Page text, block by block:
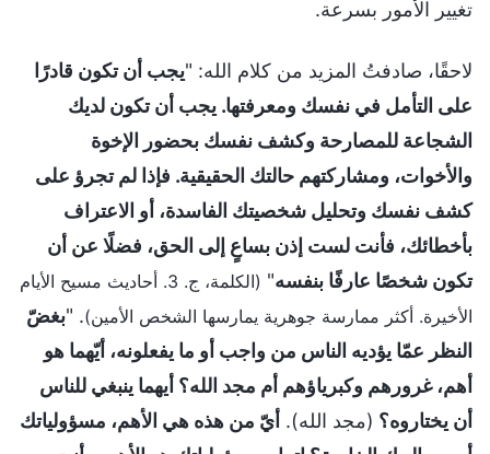
تغيير الأمور بسرعة.
لاحقًا، صادفتُ المزيد من كلام الله: "يجب أن تكون قادرًا
على التأمل في نفسك ومعرفتها. يجب أن تكون لديك
الشجاعة للمصارحة وكشف نفسك بحضور الإخوة
والأخوات، ومشاركتهم حالتك الحقيقية. فإذا لم تجرؤ على
كشف نفسك وتحليل شخصيتك الفاسدة، أو الاعتراف
بأخطائك، فأنت لست إذن بساعٍ إلى الحق، فضلًا عن أن
تكون شخصًا عارفًا بنفسه"
(الكلمة، ج. 3. أحاديث مسيح الأيام
الأخيرة. أكثر ممارسة جوهرية يمارسها الشخص الأمين). "بغضّ
النظر عمّا يؤديه الناس من واجب أو ما يفعلونه، أيّهما هو
أهم، غرورهم وكبرياؤهم أم مجد الله؟ أيهما ينبغي للناس
أن يختاروه؟ (مجد الله). أيّ من هذه هي الأهم، مسؤولياتك